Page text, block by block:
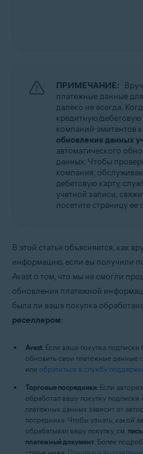
ПРИМЕЧАНИЕ:
платежные данные
далеко не всегда.
кредитную/дебетовую
компаний-эмитентов
обновления данных
автоматического
данных. Чтобы
компания,
дебетовую карту,
учетной записи,
посетите страницу
В этой статье объясняется, как
информацию, если вы получили
Avast о том, что мы не смогли
обновления платежной
была ли ваша покупка обработана
реселлером:
Avast: Если ваша покупка
обновить свои платежные данные
или обратиться в службу
Торговые посредники: Если
обработал вашу покупку
платежных данных зависит от
посредника. Чтобы узнать, какой
обрабатывал вашу покупку, см.
платежный документ. Более